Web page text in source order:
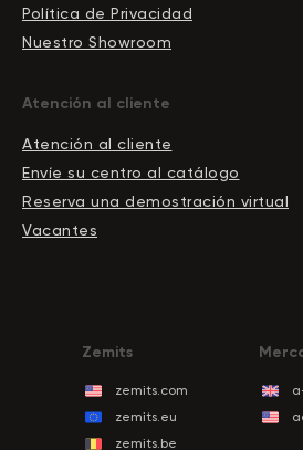
Política de Privacidad
Nuestro Showroom
Atención al cliente
Atención al cliente
Envíe su centro al catálogo
Reserva una demostración virtual
Vacantes
zemits.com
zemits.eu
zemits.be
Zemits